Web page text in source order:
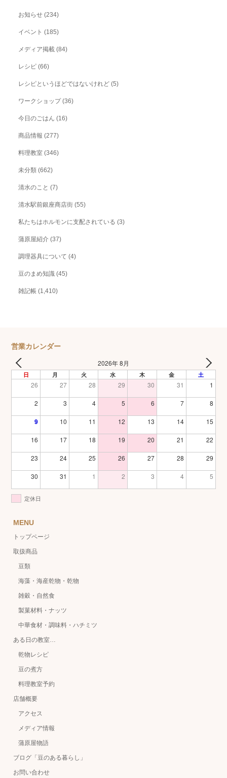
お知らせ (234)
イベント (185)
メディア掲載 (84)
レシピ (66)
レシピというほどではないけれど (5)
ワークショップ(36)
今日のごはん (16)
商品情報 (277)
料理教室 (346)
未分類 (662)
清水のこと (7)
清水駅前銀座商店街 (55)
私たちはホルモンに支配されている (3)
蒲原屋紹介 (37)
調理器具について (4)
豆のまめ知識 (45)
雑記帳 (1,410)
営業カレンダー
2026年 8月
日 月 火 水 木 金 土
26 27 28 29 30 31 1
2 3 4 5 6 7 8
9 10 11 12 13 14 15
16 17 18 19 20 21 22
23 24 25 26 27 28 29
30 31 1 2 3 4 5
定休日
MENU
トップページ
取扱商品
豆類
海藻・海産乾物・乾物
雑穀・自然食
製菓材料・ナッツ
中華食材・調味料・ハチミツ
ある日の教室…
乾物レシピ
豆の煮方
料理教室予約
店舗概要
アクセス
メディア情報
蒲原屋物語
ブログ「豆のある暮らし」
お問い合わせ